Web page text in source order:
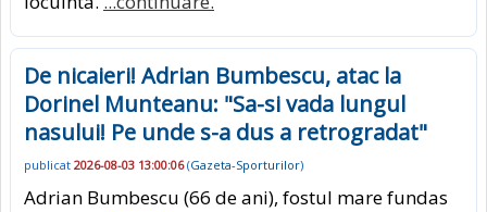
De nicaieri! Adrian Bumbescu, atac la
Dorinel Munteanu: "Sa-si vada lungul
nasului! Pe unde s-a dus a retrogradat"
publicat 2026-08-03 13:00:06(Gazeta-Sporturilor)
Adrian Bumbescu (66 de ani), fostul mare fundas